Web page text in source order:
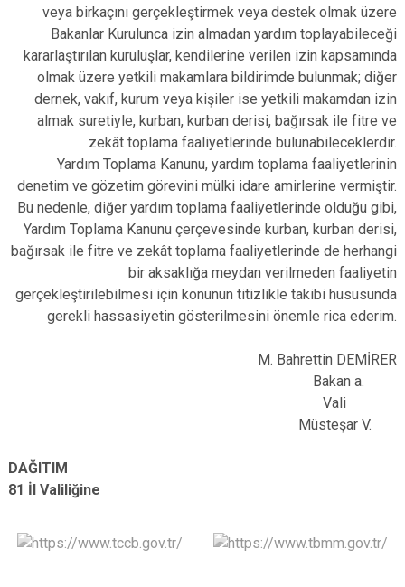
veya birkaçını gerçekleştirmek veya destek olmak üzere
Bakanlar Kurulunca izin almadan yardım toplayabileceği
kararlaştırılan kuruluşlar, kendilerine verilen izin kapsamında
olmak üzere yetkili makamlara bildirimde bulunmak; diğer
dernek, vakıf, kurum veya kişiler ise yetkili makamdan izin
almak suretiyle, kurban, kurban derisi, bağırsak ile fitre ve
zekât toplama faaliyetlerinde bulunabileceklerdir.
Yardım Toplama Kanunu, yardım toplama faaliyetlerinin
denetim ve gözetim görevini mülki idare amirlerine vermiştir.
Bu nedenle, diğer yardım toplama faaliyetlerinde olduğu gibi,
Yardım Toplama Kanunu çerçevesinde kurban, kurban derisi,
bağırsak ile fitre ve zekât toplama faaliyetlerinde de herhangi
bir aksaklığa meydan verilmeden faaliyetin
gerçekleştirilebilmesi için konunun titizlikle takibi hususunda
gerekli hassasiyetin gösterilmesini önemle rica ederim.
M. Bahrettin DEMİRER
Bakan a.
Vali
Müsteşar V.
DAĞITIM
81 İl Valiliğine